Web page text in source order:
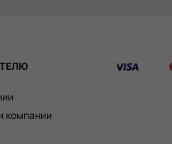
компании